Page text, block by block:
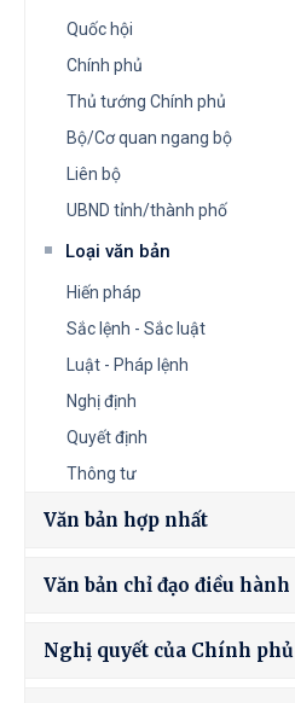
Quốc hội
Chính phủ
Thủ tướng Chính phủ
Bộ/Cơ quan ngang bộ
Liên bộ
UBND tỉnh/thành phố
Loại văn bản
Hiến pháp
Sắc lệnh - Sắc luật
Luật - Pháp lệnh
Nghị định
Quyết định
Thông tư
Văn bản hợp nhất
Văn bản chỉ đạo điều hành
Nghị quyết của Chính phủ